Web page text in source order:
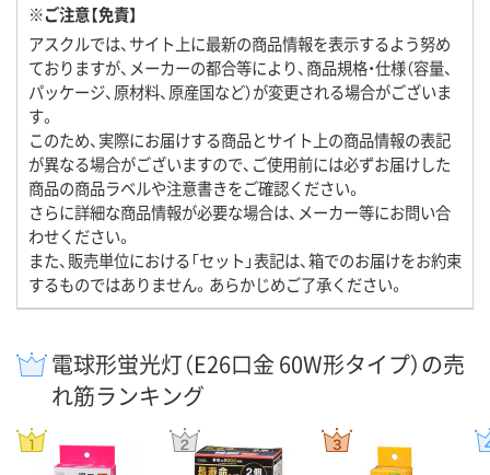
※ご注意【免責】
アスクルでは、サイト上に最新の商品情報を表示するよう努め
ておりますが、メーカーの都合等により、商品規格・仕様（容量、
パッケージ、原材料、原産国など）が変更される場合がございま
す。
このため、実際にお届けする商品とサイト上の商品情報の表記
が異なる場合がございますので、ご使用前には必ずお届けした
商品の商品ラベルや注意書きをご確認ください。
さらに詳細な商品情報が必要な場合は、メーカー等にお問い合
わせください。
また、販売単位における「セット」表記は、箱でのお届けをお約束
するものではありません。あらかじめご了承ください。
電球形蛍光灯（E26口金 60W形タイプ）の売
れ筋ランキング